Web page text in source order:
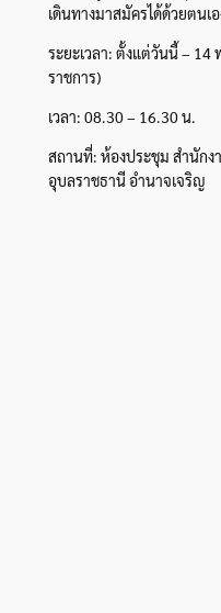
เดินทางมาสมัครได้ด้วยตนเ
ระยะเวลา: ตั้งแต่วันนี้ –
ราชการ)
เวลา: 08.30 – 16.30 น.
สถานที่: ห้องประชุม สำนัก
อุบลราชธานี อำนาจเจริญ